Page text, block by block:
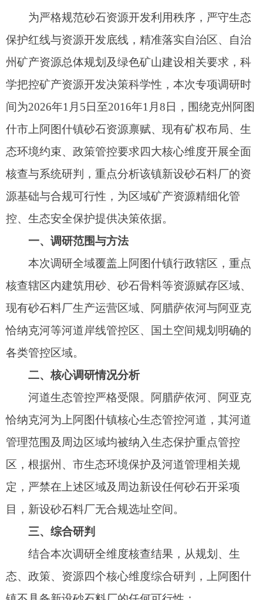
什市上阿图什镇砂石资源禀赋、现有矿权布局、生
核查与系统研判，重点分析该镇新设砂石料厂的资
源基础与合规可行性，为区域矿产资源精细化管
控、生态安全保护提供决策依据。
一、调研范围与方法
本次调研全域覆盖上阿图什镇行政辖区，重点
现有砂石料厂生产运营区域、阿腊萨依河与阿亚克
恰纳克河等河道岸线管控区、国土空间规划明确的
各类管控区域。
二、核心调研情况分析
河道生态管控严格受限。阿腊萨依河、阿亚克
管理范围及周边区域均被纳入生态保护重点管控
区，根据州、市生态环境保护及河道管理相关规
定，严禁在上述区域及周边新设任何砂石开采项
目，新设砂石料厂无合规选址空间。
三、综合研判
态、政策、资源四个核心维度综合研判，上阿图什
镇不具备新设砂石料厂的任何可行性：
区域矿产资源总体规划严控砂石矿权增量，现
有矿权布局已饱和，新设矿权无任何规划依据，与
上级规划要求严重不符；
后续我局将进一步强化上阿图什镇现有砂石矿
权的集约开发与常态化监管，严格落实绿色矿山建
设标准，严控现有矿权开采规模与生态保护措施，
同时统筹区域砂石资源供需平衡，通过优化现有矿
权开发效率、规范砂石料流通秩序等方式，保障区